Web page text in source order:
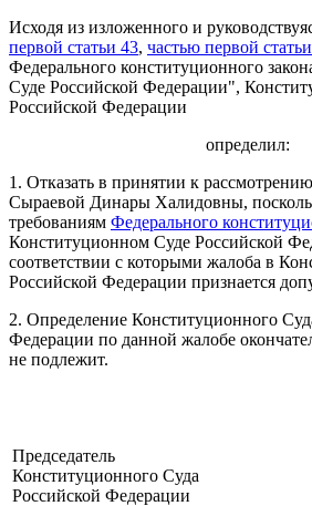
Исходя из изложенного и
первой статьи 43, частью первой
Федерального конституционного
Суде Российской Федерации",
Российской Федерации
определил:
1. Отказать в принятии к
Сыраевой Динары Халидовны,
требованиям Федерального
Конституционном Суде Российской
соответствии с которыми жалоба в
Российской Федерации признается
2. Определение Конституционного
Федерации по данной жалобе
не подлежит.
Председатель
Конституционного Суда
Российской Федерации